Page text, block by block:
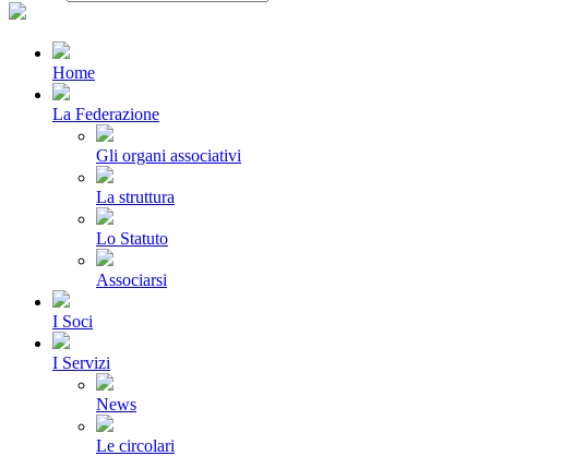
Home
La Federazione
Gli organi associativi
La struttura
Lo Statuto
Associarsi
I Soci
I Servizi
News
Le circolari